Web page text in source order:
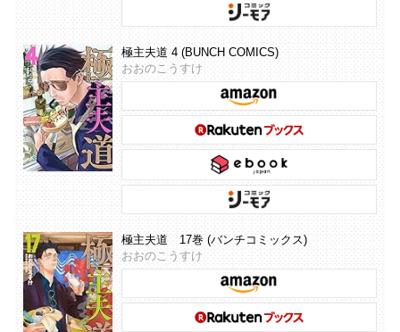
極主夫道 4 (BUNCH COMICS)
おおのこうすけ
極主夫道 17巻 (バンチコミックス)
おおのこうすけ